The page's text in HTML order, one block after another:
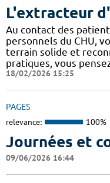
L'extracteur
Au contact des
personnels du CHU,
terrain solide et
pratiques, vous
18/02/2026 15:25
PAGES
relevance: 100%
Journées et
09/06/2026 16:44